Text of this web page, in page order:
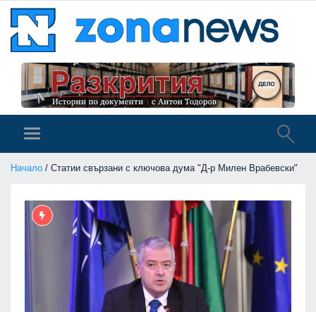
Начало / Статии свързани с ключова дума "Д-р Милен Врабевски"